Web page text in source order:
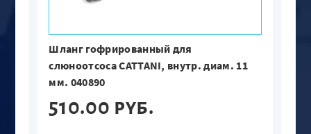
Шланг гофрированный для
слюноотсоса CATTANI, внутр. диам. 11
мм. 040890
510.00 руб.